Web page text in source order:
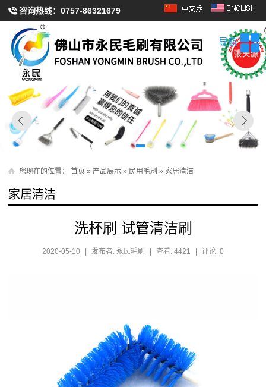
咨询热线： 0757-86321679
导航
您现在的位置： 首页 » 产品展示 » 民用毛刷 » 家居清洁
家居清洁
洗杯刷 试管清洁刷
2020-05-10 | 发布者: 永民毛刷 | 查看: 4421 | 评论: 0